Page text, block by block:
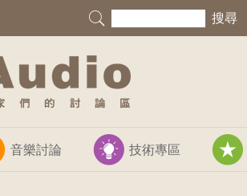
搜尋
音樂討論 技術專區